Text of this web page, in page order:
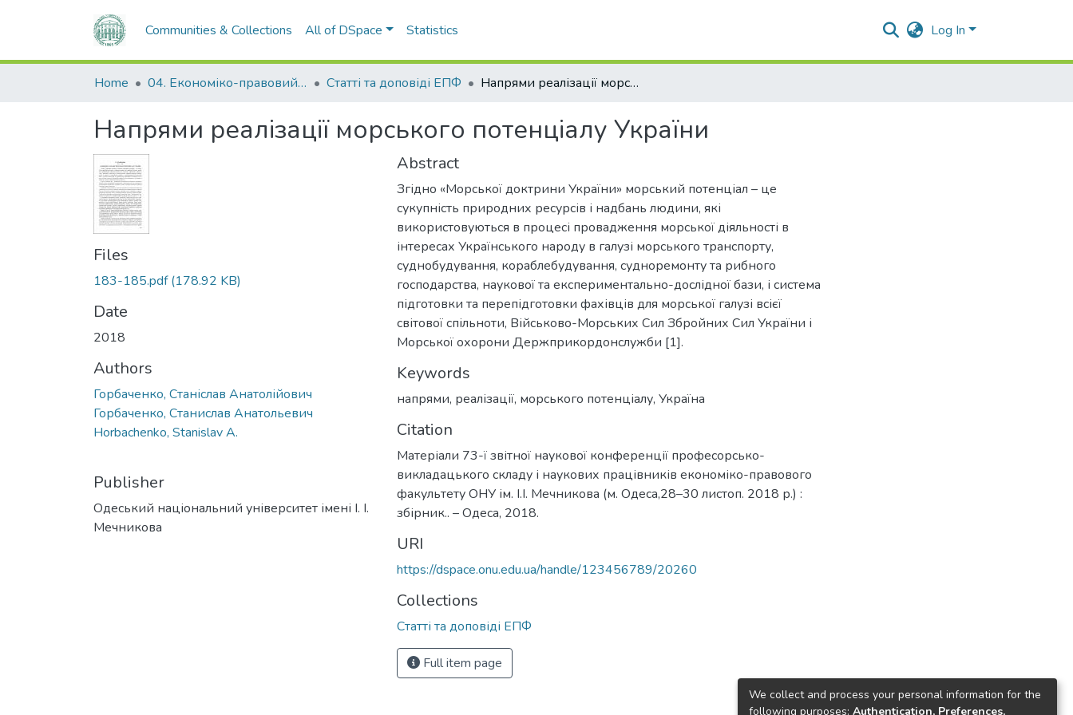
Communities & Collections All of DSpace Statistics Log In
Home 04. Економіко-правовий факультет Статті та доповіді ЕПФ Напрями реалізації морського потенціалу України
Напрями реалізації морського потенціалу України
Files
183-185.pdf(178.92 KB)
Date
2018
Authors
Горбаченко, Станіслав Анатолійович
Горбаченко, Станислав Анатольевич
Horbachenko, Stanislav A.
Publisher
Одеський національний університет імені І. І.
Мечникова
Abstract
Згідно «Морської доктрини України» морський потенціал – це
сукупність природних ресурсів і надбань людини, які
використовуються в процесі провадження морської діяльності в
інтересах Українського народу в галузі морського транспорту,
суднобудування, кораблебудування, судноремонту та рибного
господарства, наукової та експериментально-дослідної бази, і система
підготовки та перепідготовки фахівців для морської галузі всієї
світової спільноти, Військово-Морських Сил Збройних Сил України і
Морської охорони Держприкордонслужби [1].
Keywords
напрями, реалізації, морського потенціалу, Україна
Citation
Матеріали 73-ї звітної наукової конференції професорсько-
викладацького складу і наукових працівників економіко-правового
факультету ОНУ ім. І.І. Мечникова (м. Одеса,28–30 листоп. 2018 р.) :
збірник.. – Одеса, 2018.
URI
https://dspace.onu.edu.ua/handle/123456789/20260
Collections
Статті та доповіді ЕПФ
Full item page
We collect and process your personal information for the
following purposes: Authentication, Preferences,